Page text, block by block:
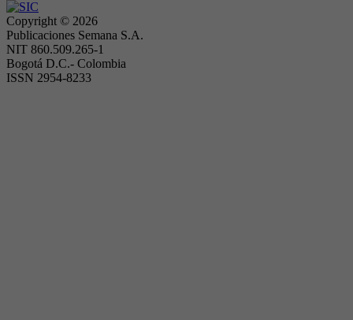
Copyright © 2026
Publicaciones Semana S.A.
NIT 860.509.265-1
Bogotá D.C.- Colombia
ISSN 2954-8233